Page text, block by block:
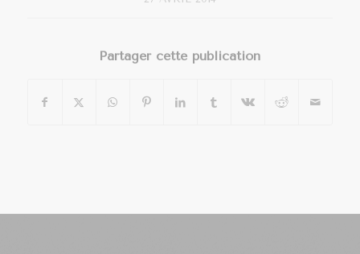
Partager cette publication